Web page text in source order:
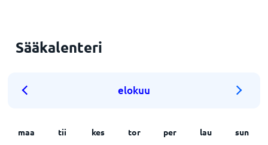
Sääkalenteri
elokuu
maa tii kes tor per lau sun